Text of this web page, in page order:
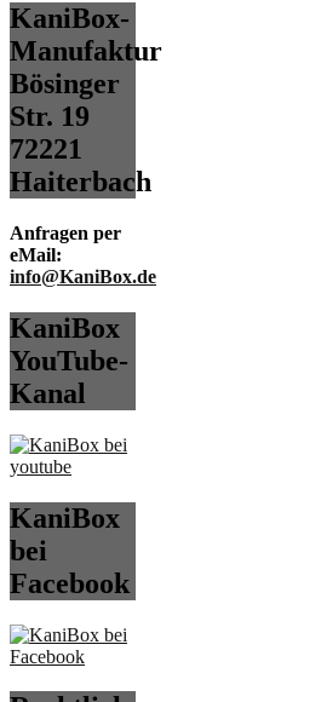
KaniBox-
Manufaktur
Bösinger
Str. 19
72221
Haiterbach
Anfragen per
eMail:
info@KaniBox.de
KaniBox
YouTube-
Kanal
KaniBox
bei
Facebook